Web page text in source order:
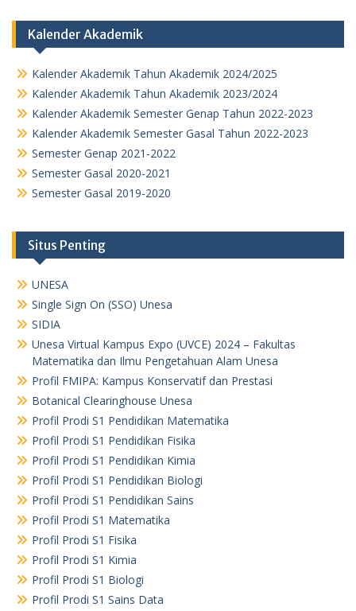
Kalender Akademik
Kalender Akademik Tahun Akademik 2024/2025
Kalender Akademik Tahun Akademik 2023/2024
Kalender Akademik Semester Genap Tahun 2022-2023
Kalender Akademik Semester Gasal Tahun 2022-2023
Semester Genap 2021-2022
Semester Gasal 2020-2021
Semester Gasal 2019-2020
Situs Penting
UNESA
Single Sign On (SSO) Unesa
SIDIA
Unesa Virtual Kampus Expo (UVCE) 2024 – Fakultas
Matematika dan Ilmu Pengetahuan Alam Unesa
Profil FMIPA: Kampus Konservatif dan Prestasi
Botanical Clearinghouse Unesa
Profil Prodi S1 Pendidikan Matematika
Profil Prodi S1 Pendidikan Fisika
Profil Prodi S1 Pendidikan Kimia
Profil Prodi S1 Pendidikan Biologi
Profil Prodi S1 Pendidikan Sains
Profil Prodi S1 Matematika
Profil Prodi S1 Fisika
Profil Prodi S1 Kimia
Profil Prodi S1 Biologi
Profil Prodi S1 Sains Data